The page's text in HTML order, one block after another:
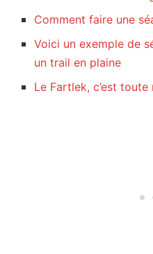
Comment faire une
Voici un exemple de
un trail en plaine
Le Fartlek, c’est toute